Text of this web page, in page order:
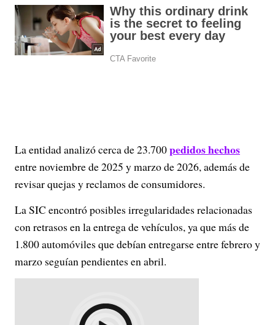
La entidad analizó cerca de 23.700pedidos hechos
entre noviembre de 2025 y marzo de 2026, además de
revisar quejas y reclamos de consumidores.
La SIC encontró posibles irregularidades relacionadas
con retrasos en la entrega de vehículos, ya que más de
1.800 automóviles que debían entregarse entre febrero y
marzo seguían pendientes en abril.